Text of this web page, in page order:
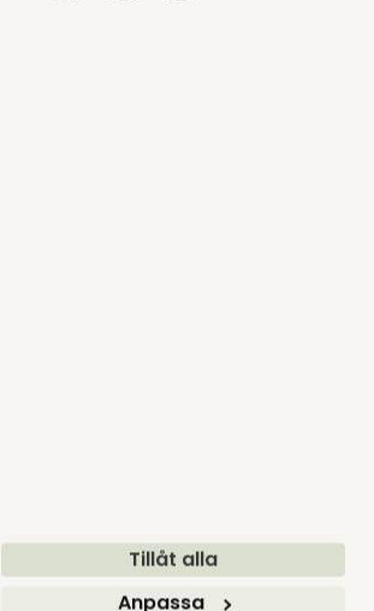
Tillåt alla
Anpassa